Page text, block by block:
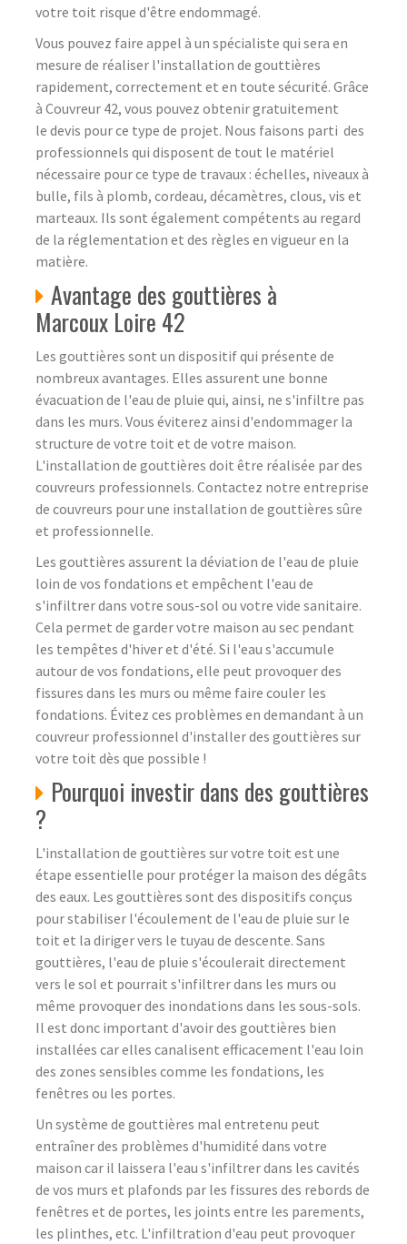
votre toit risque d'être endommagé.
Vous pouvez faire appel à un spécialiste qui sera en
mesure de réaliser l'installation de gouttières
rapidement, correctement et en toute sécurité. Grâce
à Couvreur 42, vous pouvez obtenir gratuitement
le devis pour ce type de projet. Nous faisons parti des
professionnels qui disposent de tout le matériel
nécessaire pour ce type de travaux : échelles, niveaux à
bulle, fils à plomb, cordeau, décamètres, clous, vis et
marteaux. Ils sont également compétents au regard
de la réglementation et des règles en vigueur en la
matière.
Avantage des gouttières à
Marcoux Loire 42
Les gouttières sont un dispositif qui présente de
nombreux avantages. Elles assurent une bonne
évacuation de l'eau de pluie qui, ainsi, ne s'infiltre pas
dans les murs. Vous éviterez ainsi d'endommager la
structure de votre toit et de votre maison.
L'installation de gouttières doit être réalisée par des
couvreurs professionnels. Contactez notre entreprise
de couvreurs pour une installation de gouttières sûre
et professionnelle.
Les gouttières assurent la déviation de l'eau de pluie
loin de vos fondations et empêchent l'eau de
s'infiltrer dans votre sous-sol ou votre vide sanitaire.
Cela permet de garder votre maison au sec pendant
les tempêtes d'hiver et d'été. Si l'eau s'accumule
autour de vos fondations, elle peut provoquer des
fissures dans les murs ou même faire couler les
fondations. Évitez ces problèmes en demandant à un
couvreur professionnel d'installer des gouttières sur
votre toit dès que possible !
Pourquoi investir dans des gouttières
?
L'installation de gouttières sur votre toit est une
étape essentielle pour protéger la maison des dégâts
des eaux. Les gouttières sont des dispositifs conçus
pour stabiliser l'écoulement de l'eau de pluie sur le
toit et la diriger vers le tuyau de descente. Sans
gouttières, l'eau de pluie s'écoulerait directement
vers le sol et pourrait s'infiltrer dans les murs ou
même provoquer des inondations dans les sous-sols.
Il est donc important d'avoir des gouttières bien
installées car elles canalisent efficacement l'eau loin
des zones sensibles comme les fondations, les
fenêtres ou les portes.
Un système de gouttières mal entretenu peut
entraîner des problèmes d'humidité dans votre
maison car il laissera l'eau s'infiltrer dans les cavités
de vos murs et plafonds par les fissures des rebords de
fenêtres et de portes, les joints entre les parements,
les plinthes, etc. L'infiltration d'eau peut provoquer